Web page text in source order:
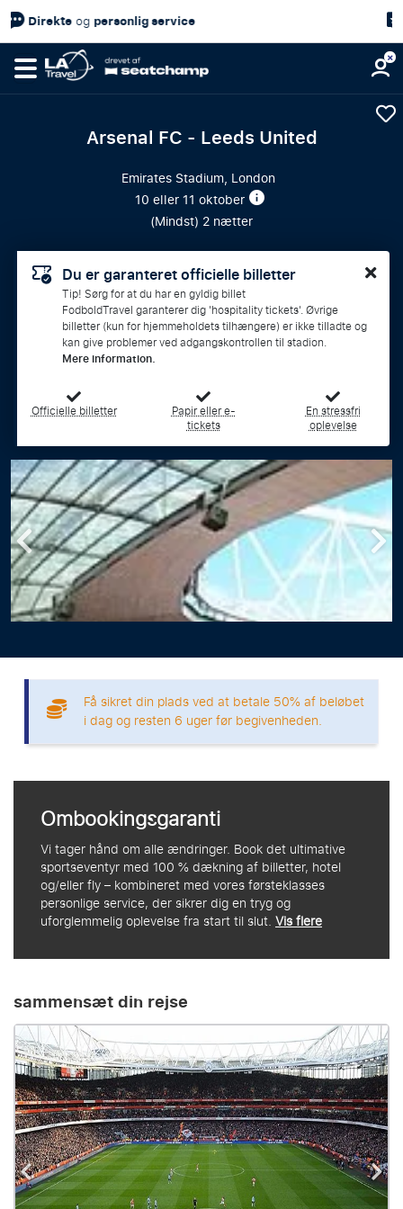
Kundetilfredshed4,7/5på
Arsenal FC - Leeds United
Emirates Stadium, London
10 eller 11 oktober
(Mindst) 2 nætter
Du er garanteret officielle billetter
Tip! Sørg for at du har en gyldig billet
FodboldTravel garanterer dig 'hospitality tickets'. Øvrige
billetter (kun for hjemmeholdets tilhængere) er ikke tilladte og
kan give problemer ved adgangskontrollen til stadion.
Mere information.
Officielle billetter Papir eller e-
tickets
En stressfri
oplevelse
Få sikret din plads ved at betale 50% af beløbet
i dag og resten 6 uger før begivenheden.
Ombookingsgaranti
Vi tager hånd om alle ændringer. Book det ultimative
sportseventyr med 100 % dækning af billetter, hotel
og/eller fly – kombineret med vores førsteklasses
personlige service, der sikrer dig en tryg og
uforglemmelig oplevelse fra start til slut.Vis flere
sammensæt din rejse